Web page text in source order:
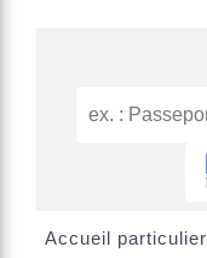
Accueil